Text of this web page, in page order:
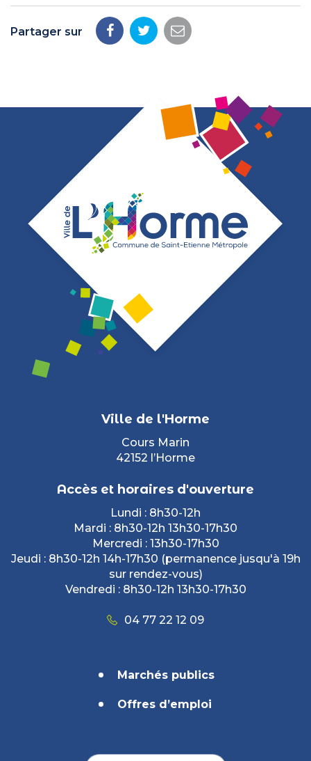
Partager sur
PartagerPartagerPartager
Ville de l'Horme
Cours Marin
42152 l’Horme
Accès et horaires d'ouverture
Lundi : 8h30-12h
Mardi : 8h30-12h 13h30-17h30
Mercredi : 13h30-17h30
Jeudi : 8h30-12h 14h-17h30 (permanence jusqu'à 19h
sur rendez-vous)
Vendredi : 8h30-12h 13h30-17h30
04 77 22 12 09
Marchés publics
Offres d’emploi